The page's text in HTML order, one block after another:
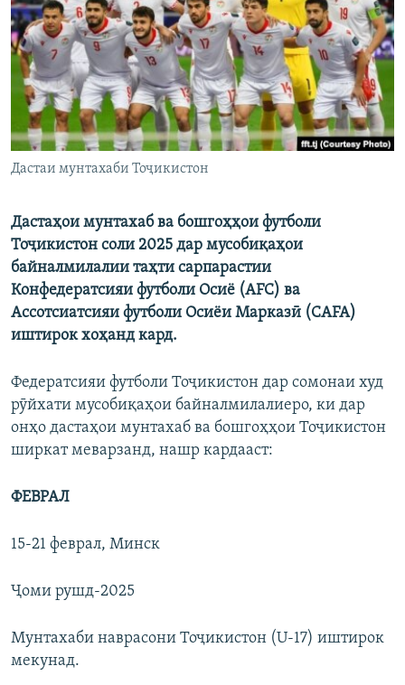
ГУЗОРИШҲОИ РАДИОӢ
Русский
ПАЙГИРӢ КУНЕД
Дастаи мунтахаби Тоҷикистон
Дастаҳои мунтахаб ва бошгоҳҳои футболи
Тоҷикистон соли 2025 дар мусобиқаҳои
байналмилалии таҳти сарпарастии
Конфедератсияи футболи Осиё (AFC) ва
Ассотсиатсияи футболи Осиёи Марказӣ (CAFA)
иштирок хоҳанд кард.
Федератсияи футболи Тоҷикистон дар сомонаи худ
рӯйхати мусобиқаҳои байналмилалиеро, ки дар
онҳо дастаҳои мунтахаб ва бошгоҳҳои Тоҷикистон
ширкат меварзанд, нашр кардааст:
ФЕВРАЛ
15-21 феврал, Минск
Ҷоми рушд-2025
Мунтахаби наврасони Тоҷикистон (U-17) иштирок
мекунад.